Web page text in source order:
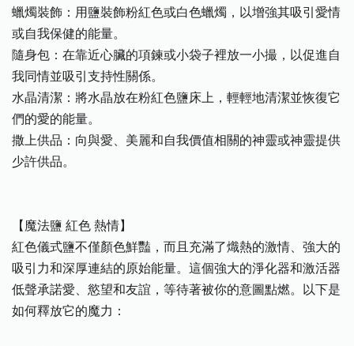
蠟燭裝飾：用鹽裝飾粉紅色或白色蠟燭，以增強其吸引愛情
或自我保健的能量。
隨身包：在靠近心臟的項鍊或小袋子裡放一小撮，以促進自
我同情並吸引支持性關係。
水晶清潔：將水晶放在粉紅色鹽床上，輕輕地清潔並恢復它
們的愛的能量。
撒上供品：向與愛、美麗和自我價值相關的神靈或神靈提供
少許供品。
【魔法鹽 紅色 熱情】
紅色儀式鹽不僅顏色鮮豔，而且充滿了熾熱的激情、強大的
吸引力和深厚連結的原始能量。這個強大的淨化器和激活器
低聲承諾愛、慾望和友誼，等待著被你的意圖點燃。以下是
如何釋放它的魔力：